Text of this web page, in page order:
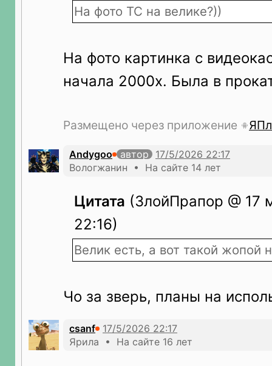
На фото ТС на велике?))
На фото картинка с
начала 2000х. Была в
Размещено через приложение
Andygoo
автор
Вологжанин • На сайте 14 лет
Цитата (ЗлойПрапор @ 17
22:16)
Велик есть, а вот такой жопой
Чо за зверь, планы на
csanf
Ярила • На сайте 16 лет